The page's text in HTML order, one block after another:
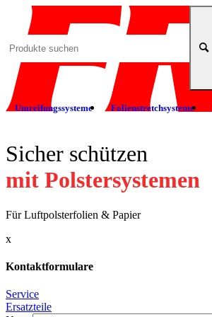
Umreifungssysteme Folienstretchsysteme
Sicher schützen
mit Polster­systemen
Für Luftpolsterfolien & Papier
x
Kontaktformulare
Service
Ersatzteile